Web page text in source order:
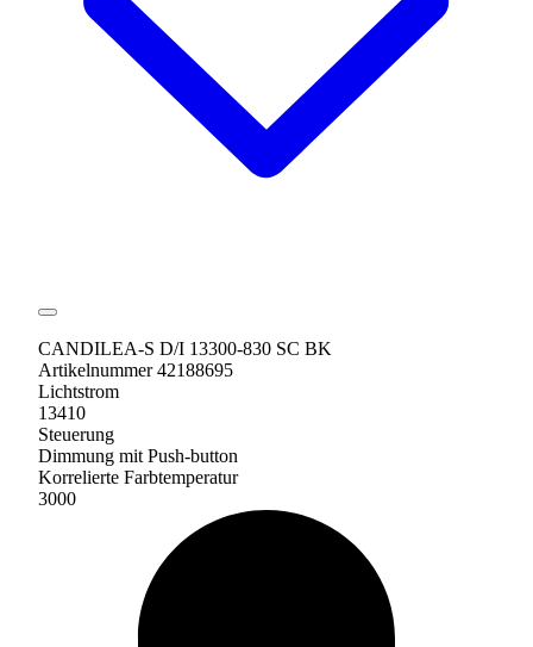
CANDILEA-S D/I 13300-830 SC BK
Artikelnummer 42188695
Lichtstrom
13410
Steuerung
Dimmung mit Push-button
Korrelierte Farbtemperatur
3000